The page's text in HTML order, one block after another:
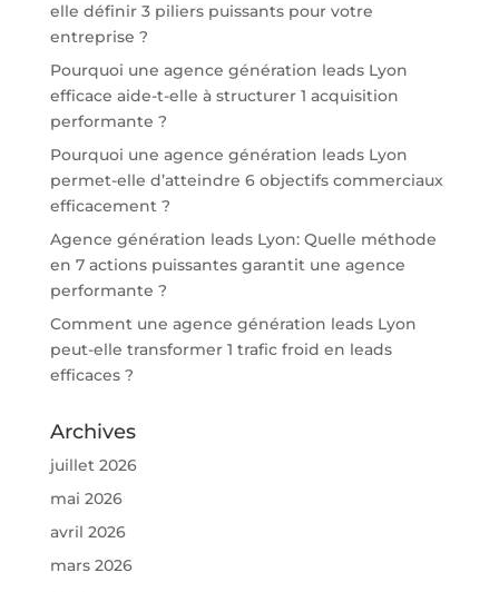
elle définir 3 piliers puissants pour votre
entreprise ?
Pourquoi une agence génération leads Lyon
efficace aide-t-elle à structurer 1 acquisition
performante ?
Pourquoi une agence génération leads Lyon
permet-elle d’atteindre 6 objectifs commerciaux
efficacement ?
Agence génération leads Lyon: Quelle méthode
en 7 actions puissantes garantit une agence
performante ?
Comment une agence génération leads Lyon
peut-elle transformer 1 trafic froid en leads
efficaces ?
Archives
juillet 2026
mai 2026
avril 2026
mars 2026